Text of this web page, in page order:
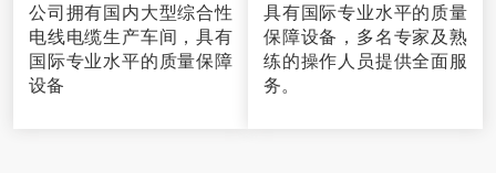
公司拥有国内大型综合性
电线电缆生产车间，具有
国际专业水平的质量保障
设备
具有国际专业水平的质量
保障设备，多名专家及熟
练的操作人员提供全面服
务。